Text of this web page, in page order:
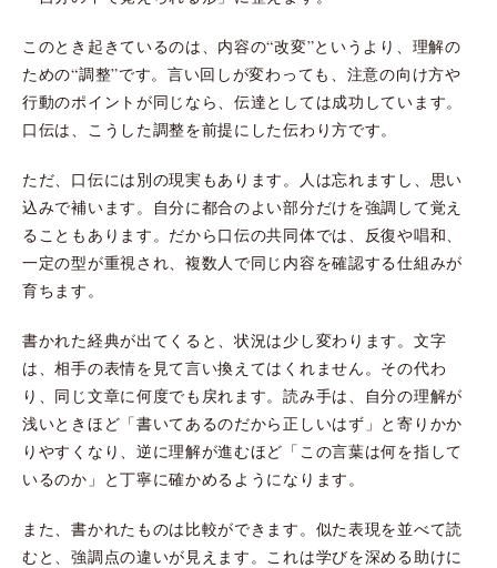
このとき起きているのは、内容の“改変”というより、理解の
ための“調整”です。言い回しが変わっても、注意の向け方や
行動のポイントが同じなら、伝達としては成功しています。
口伝は、こうした調整を前提にした伝わり方です。
ただ、口伝には別の現実もあります。人は忘れますし、思い
込みで補います。自分に都合のよい部分だけを強調して覚え
ることもあります。だから口伝の共同体では、反復や唱和、
一定の型が重視され、複数人で同じ内容を確認する仕組みが
育ちます。
書かれた経典が出てくると、状況は少し変わります。文字
は、相手の表情を見て言い換えてはくれません。その代わ
り、同じ文章に何度でも戻れます。読み手は、自分の理解が
浅いときほど「書いてあるのだから正しいはず」と寄りかか
りやすくなり、逆に理解が進むほど「この言葉は何を指して
いるのか」と丁寧に確かめるようになります。
また、書かれたものは比較ができます。似た表現を並べて読
むと、強調点の違いが見えます。これは学びを深める助けに